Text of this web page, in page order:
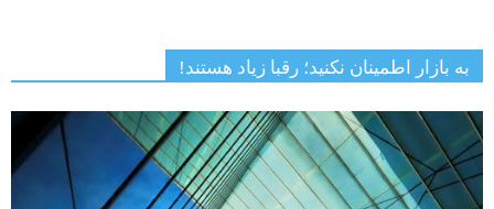
به بازار اطمینان نکنید؛ رقبا زیاد هستند!